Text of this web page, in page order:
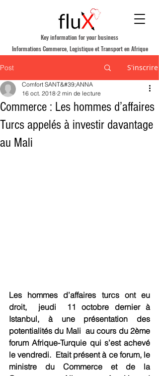
Informations Commerce, Logistique et Transport en Afrique
Key information for your business
Post S'inscrire
Commerce : Les hommes d’affaires
Turcs appelés à investir davantage
au Mali
Comfort SANT&#39;ANNA
16 oct. 2018 2 min de lecture
Les hommes d’affaires turcs ont eu
droit,  jeudi  11 octobre dernier à
Istanbul, à une présentation des
potentialités du Mali  au cours du 2ème
forum Afrique-Turquie qui s’est achevé
le vendredi.  Etait présent à ce forum, le
ministre du Commerce et de la